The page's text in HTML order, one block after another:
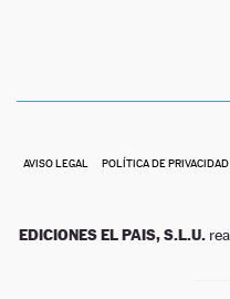
AVISO LEGAL POLÍTICA DE PRIVACIDAD
EDICIONES EL PAIS, S.L.U.